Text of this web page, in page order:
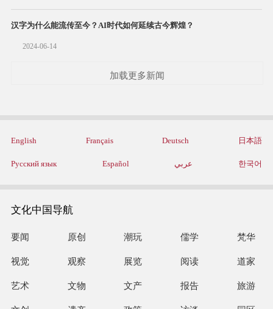
汉字为什么能流传至今？AI时代如何延续古今辉煌？
2024-06-14
加载更多新闻
English Français Deutsch 日本語
Русский язык Español عربي 한국어
文化中国导航
要闻 原创 潮玩 儒学 梵华
视觉 观察 展览 阅读 道家
艺术 文物 文产 报告 旅游